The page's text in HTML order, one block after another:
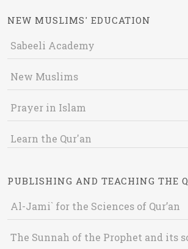
NEW MUSLIMS' EDUCATION
Sabeeli Academy
New Muslims
Prayer in Islam
Learn the Qur'an
PUBLISHING AND TEACHING THE
Al-Jami` for the Sciences of Qur’an
The Sunnah of the Prophet and its